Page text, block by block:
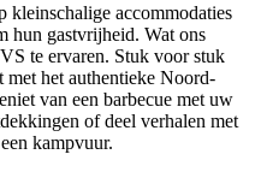
accommodaties
hun gastvrijheid. Wat ons
te ervaren. Stuk voor stuk
het authentieke Noord-
van een barbecue met uw
of deel verhalen met
kampvuur.